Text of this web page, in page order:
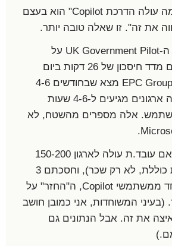
כשארגון שואל "כמה עולה הדרכת Copilot" הוא בעצם
את זה". זו שאלה טובה יותר.
הנתונים שיש לנו: ה-UK Government Pilot על
20,000 משתמשים מדד חיסכון של 26 דקות ביום
בממוצע. EPC Group (2026) מצא שבחודשים 4-6
של תהליך הטמעה ארגונים מגיעים ל-4-6 שעות
אלה מספרים מהשטח, לא
הכלכלה פשוטה: אם עובד.ת עולה לארגון 150-200
שקל לשעה (עלות כוללת, לא רק שכר), וחסכתם 3
שעות בשבוע לאחד ממשתמשי Copilot, ה"החזר" על
המשוחדות, אני כמובן חושב
את זה. אבל הנתונים גם